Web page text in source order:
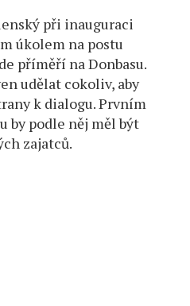
při inauguraci
úkolem na postu
příměří na Donbasu.
udělat cokoliv, aby
k dialogu. Prvním
by podle něj měl být
zajatců.